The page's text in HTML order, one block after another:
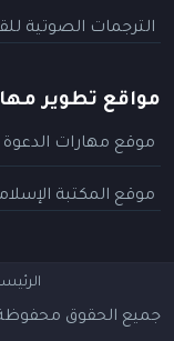
الترجمات الصوتية
مواقع تطوير
موقع مهارات الدعوة
موقع المكتبة
جميع الحقوق